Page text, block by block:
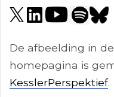
De afbeelding in
homepagina is
KesslerPerspektief.